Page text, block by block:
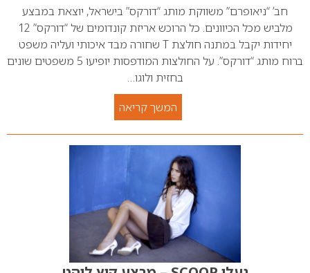
חב’ “ניאופרם” משווקת מותג “דורקס” בישראל, יוצאת במבצע
מלביש מכל הכיוונים. כל הרוכש אריזת קונדומים של “דורקס” 12
יחידות יקבל במתנה חולצת T שחורה מבד איכותי ועליה משפט
ברוח מותג “דורקס”. על החולצות המודפסות יופיעו 5 משפטים שונים
בחזית ולוגו…
המשך קריאה